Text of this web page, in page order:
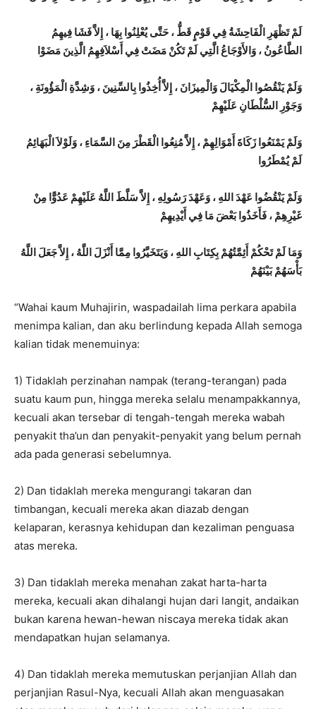
لَمْ تَظْهَرِ الْفَاحِشَةُ فِي قَوْمٍ قَطُّ ، حَتَّى يُعْلِنُوا بِهَا ، إِلاَّ فَشَا فِيهِمُ
الطَّاعُونُ ، وَالأَوْجَاعُ الَّتِي لَمْ تَكُنْ مَضَتْ فِي أَسْلاَفِهِمُ الَّذِينَ مَضَوْا
وَلَمْ يَنْقُصُوا الْمِكْيَالَ وَالْمِيزَانَ ، إِلاَّ أُخِذُوا بِالسِّنِينَ ، وَشِدَّةِ الْمَؤُونَةِ ،
وَجَوْرِ السُّلْطَانِ عَلَيْهِمْ
وَلَمْ يَمْنَعُوا زَكَاةَ أَمْوَالِهِمْ ، إِلاَّ مُنِعُوا الْقَطْرَ مِنَ السَّمَاءِ ، وَلَوْلاَ الْبَهَائِمُ
لَمْ يُمْطَرُوا
وَلَمْ يَنْقُضُوا عَهْدَ اللهِ ، وَعَهْدَ رَسُولِهِ ، إِلاَّ سَلَّطَ اللَّهُ عَلَيْهِمْ عَدُوًّا مِنْ
غَيْرِهِمْ ، فَأَخَذُوا بَعْضَ مَا فِي أَيْدِيهِمْ
وَمَا لَمْ تَحْكُمْ أَئِمَّتُهُمْ بِكِتَابِ اللهِ ، وَيَتَخَيَّرُوا مِمَّا أَنْزَلَ اللَّهُ ، إِلاَّ جَعَلَ اللَّهُ
بَأْسَهُمْ بَيْنَهُمْ
“Wahai kaum Muhajirin, waspadailah lima perkara apabila
menimpa kalian, dan aku berlindung kepada Allah semoga
kalian tidak menemuinya:
1) Tidaklah perzinahan nampak (terang-terangan) pada
suatu kaum pun, hingga mereka selalu menampakkannya,
kecuali akan tersebar di tengah-tengah mereka wabah
penyakit tha’un dan penyakit-penyakit yang belum pernah
ada pada generasi sebelumnya.
2) Dan tidaklah mereka mengurangi takaran dan
timbangan, kecuali mereka akan diazab dengan
kelaparan, kerasnya kehidupan dan kezaliman penguasa
atas mereka.
3) Dan tidaklah mereka menahan zakat harta-harta
mereka, kecuali akan dihalangi hujan dari langit, andaikan
bukan karena hewan-hewan niscaya mereka tidak akan
mendapatkan hujan selamanya.
4) Dan tidaklah mereka memutuskan perjanjian Allah dan
perjanjian Rasul-Nya, kecuali Allah akan menguasakan